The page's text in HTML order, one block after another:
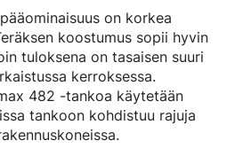
on korkea
koostumus sopii hyvin
tuloksena on tasaisen suuri
kerroksessa.
482 -tankoa käytetään
tankoon kohdistuu rajuja